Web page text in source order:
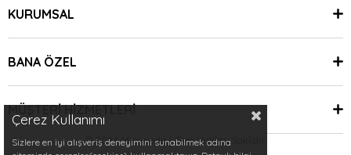
KURUMSAL
BANA ÖZEL
MÜŞTERİ HİZMETLERİ
© 2024 Minimoda | Tüm Hakları Saklıdır.
Çerez Kullanımı
Sizlere en iyi alışveriş deneyimini sunabilmek adına